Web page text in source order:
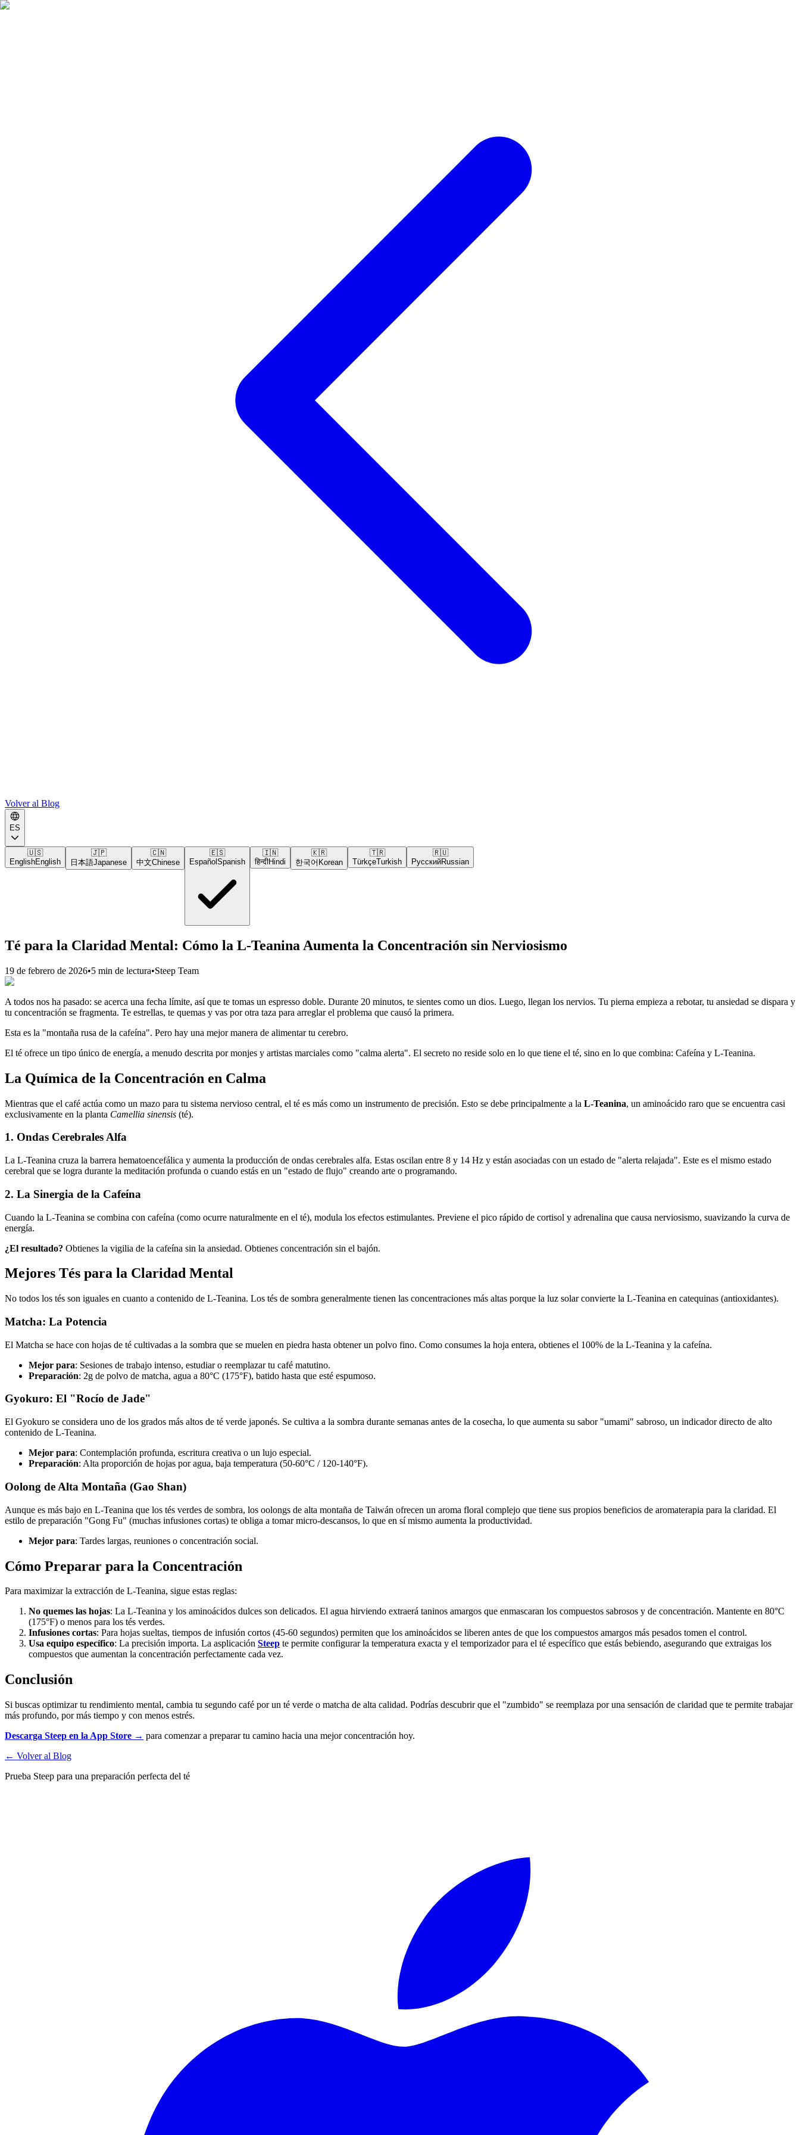
Volver al Blog
ES
🇺🇸
EnglishEnglish
🇯🇵
日本語Japanese
🇨🇳
中文Chinese
🇪🇸
Español Spanish
🇮🇳
हिन्दीHindi
🇰🇷
한국어 Korean
🇹🇷
TürkçeTurkish
🇷🇺
РусскийRussian
Té para la Claridad Mental: Cómo la L-Teanina Aumenta la Concentración sin Nerviosismo
19 de febrero de 2026•5 min de lectura•Steep Team
A todos nos ha pasado: se acerca una fecha límite, así que te tomas un espresso doble. Durante 20 minutos, te sientes como un dios. Luego, llegan los nervios. Tu pierna empieza a rebotar, tu ansiedad se dispara y
tu concentración se fragmenta. Te estrellas, te quemas y vas por otra taza para arreglar el problema que causó la primera.
Esta es la "montaña rusa de la cafeína". Pero hay una mejor manera de alimentar tu cerebro.
El té ofrece un tipo único de energía, a menudo descrita por monjes y artistas marciales como "calma alerta". El secreto no reside solo en lo que tiene el té, sino en lo que combina: Cafeína y L-Teanina.
La Química de la Concentración en Calma
Mientras que el café actúa como un mazo para tu sistema nervioso central, el té es más como un instrumento de precisión. Esto se debe principalmente a la L-Teanina, un aminoácido raro que se encuentra casi
exclusivamente en la planta Camellia sinensis (té).
1. Ondas Cerebrales Alfa
La L-Teanina cruza la barrera hematoencefálica y aumenta la producción de ondas cerebrales alfa. Estas oscilan entre 8 y 14 Hz y están asociadas con un estado de "alerta relajada". Este es el mismo estado
cerebral que se logra durante la meditación profunda o cuando estás en un "estado de flujo" creando arte o programando.
2. La Sinergia de la Cafeína
Cuando la L-Teanina se combina con cafeína (como ocurre naturalmente en el té), modula los efectos estimulantes. Previene el pico rápido de cortisol y adrenalina que causa nerviosismo, suavizando la curva de
energía.
¿El resultado? Obtienes la vigilia de la cafeína sin la ansiedad. Obtienes concentración sin el bajón.
Mejores Tés para la Claridad Mental
No todos los tés son iguales en cuanto a contenido de L-Teanina. Los tés de sombra generalmente tienen las concentraciones más altas porque la luz solar convierte la L-Teanina en catequinas (antioxidantes).
Matcha: La Potencia
El Matcha se hace con hojas de té cultivadas a la sombra que se muelen en piedra hasta obtener un polvo fino. Como consumes la hoja entera, obtienes el 100% de la L-Teanina y la cafeína.
Mejor para: Sesiones de trabajo intenso, estudiar o reemplazar tu café matutino.
Preparación: 2g de polvo de matcha, agua a 80°C (175°F), batido hasta que esté espumoso.
Gyokuro: El "Rocío de Jade"
El Gyokuro se considera uno de los grados más altos de té verde japonés. Se cultiva a la sombra durante semanas antes de la cosecha, lo que aumenta su sabor "umami" sabroso, un indicador directo de alto
contenido de L-Teanina.
Mejor para: Contemplación profunda, escritura creativa o un lujo especial.
Preparación: Alta proporción de hojas por agua, baja temperatura (50-60°C / 120-140°F).
Oolong de Alta Montaña (Gao Shan)
Aunque es más bajo en L-Teanina que los tés verdes de sombra, los oolongs de alta montaña de Taiwán ofrecen un aroma floral complejo que tiene sus propios beneficios de aromaterapia para la claridad. El
estilo de preparación "Gong Fu" (muchas infusiones cortas) te obliga a tomar micro-descansos, lo que en sí mismo aumenta la productividad.
Mejor para: Tardes largas, reuniones o concentración social.
Cómo Preparar para la Concentración
Para maximizar la extracción de L-Teanina, sigue estas reglas:
No quemes las hojas: La L-Teanina y los aminoácidos dulces son delicados. El agua hirviendo extraerá taninos amargos que enmascaran los compuestos sabrosos y de concentración. Mantente en 80°C
(175°F) o menos para los tés verdes.
Infusiones cortas: Para hojas sueltas, tiempos de infusión cortos (45-60 segundos) permiten que los aminoácidos se liberen antes de que los compuestos amargos más pesados tomen el control.
Usa equipo específico: La precisión importa. La asplicación Steep te permite configurar la temperatura exacta y el temporizador para el té específico que estás bebiendo, asegurando que extraigas los
compuestos que aumentan la concentración perfectamente cada vez.
Conclusión
Si buscas optimizar tu rendimiento mental, cambia tu segundo café por un té verde o matcha de alta calidad. Podrías descubrir que el "zumbido" se reemplaza por una sensación de claridad que te permite trabajar
más profundo, por más tiempo y con menos estrés.
Descarga Steep en la App Store → para comenzar a preparar tu camino hacia una mejor concentración hoy.
← Volver al Blog
Prueba Steep para una preparación perfecta del té